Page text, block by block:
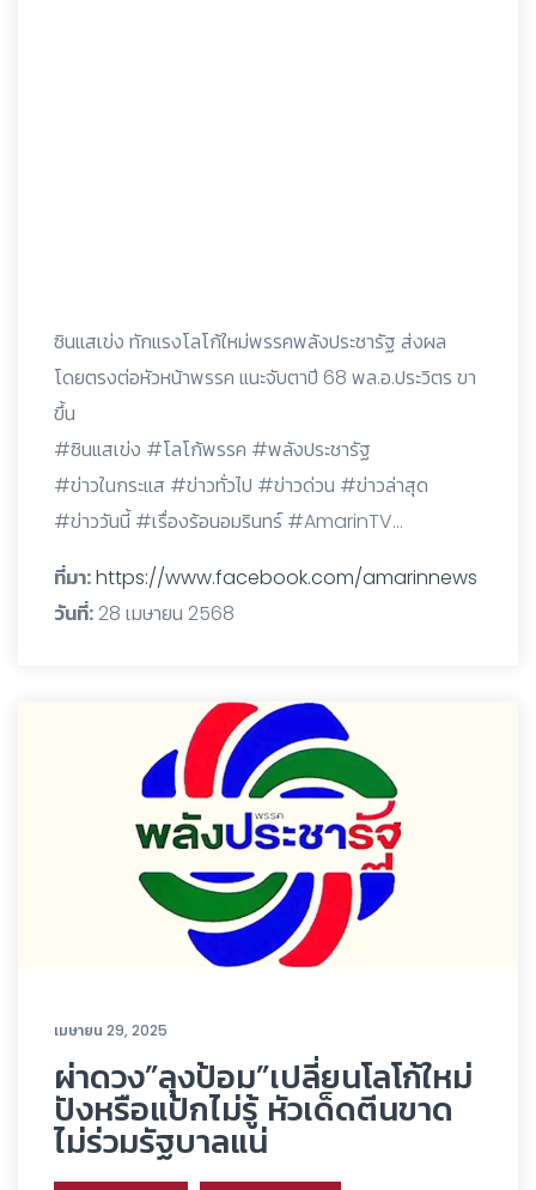
ซินแสเข่ง ทักแรงโลโก้ใหม่พรรคพลังประชารัฐ ส่งผล
โดยตรงต่อหัวหน้าพรรค แนะจับตาปี 68 พล.อ.ประวิตร ขา
ขึ้น
#ซินแสเข่ง #โลโก้พรรค #พลังประชารัฐ
#ข่าวในกระแส #ข่าวทั่วไป #ข่าวด่วน #ข่าวล่าสุด
#ข่าววันนี้ #เรื่องร้อนอมรินทร์ #AmarinTV…
ที่มา:https://www.facebook.com/amarinnews
วันที่: 28 เมษายน 2568
เมษายน 29, 2025
ผ่าดวง”ลุงป้อม”เปลี่ยนโลโก้ใหม่
ปังหรือแป้กไม่รู้ หัวเด็ดตีนขาด
ไม่ร่วมรัฐบาลแน่